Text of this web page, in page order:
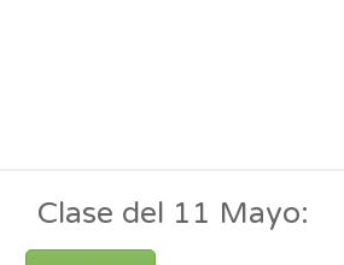
Clase del 11 Mayo: